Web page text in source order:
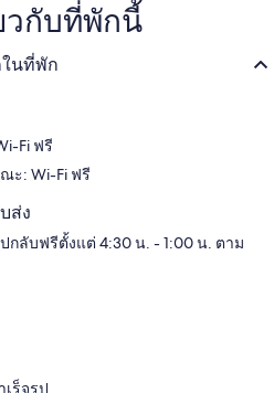
วกับที่พักนี้
นที่พัก
Fi ฟรี
ะ: Wi-Fi ฟรี
ส่ง
ลับฟรีตั้งแต่ 4:30 น. - 1:00 น. ตาม
ร็จรูป